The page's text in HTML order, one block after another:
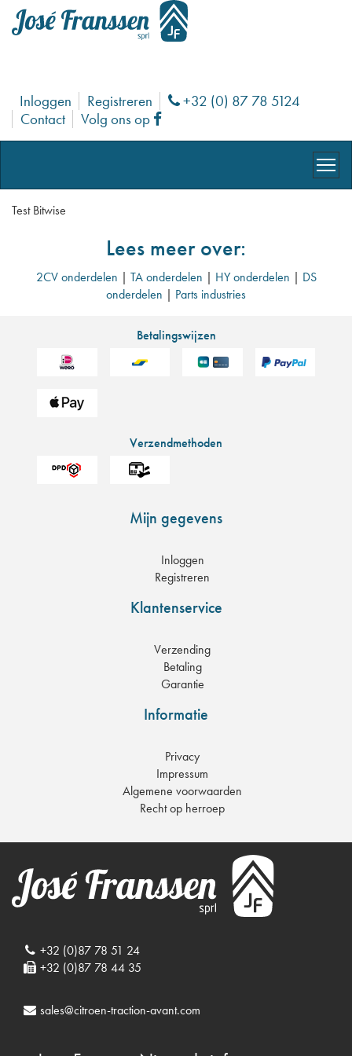
Inloggen Registreren Phone
+32 (0) 87 78 5124
Contact
Volg ons op Facebook
Test Bitwise
Lees meer over:
2CV onderdelen | TA onderdelen | HY onderdelen | DS
onderdelen | Parts industries
Betalingswijzen
Verzendmethoden
Mijn gegevens
Inloggen
Registreren
Klantenservice
Verzending
Betaling
Garantie
Informatie
Privacy
Impressum
Algemene voorwaarden
Recht op herroep
+32 (0)87 78 51 24
+32 (0)87 78 44 35
sales@citroen-traction-avant.com